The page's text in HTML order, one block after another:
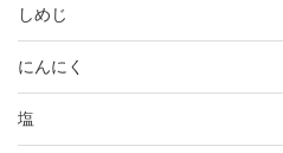
しめじ
にんにく
塩